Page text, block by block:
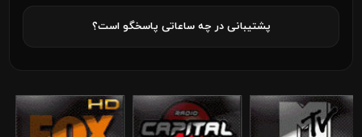
پشتیبانی در چه ساعاتی پاسخگو است؟